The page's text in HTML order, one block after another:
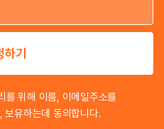
이
하기
를 위해 이름, 이메일주소를
보유하는데 동의합니다.